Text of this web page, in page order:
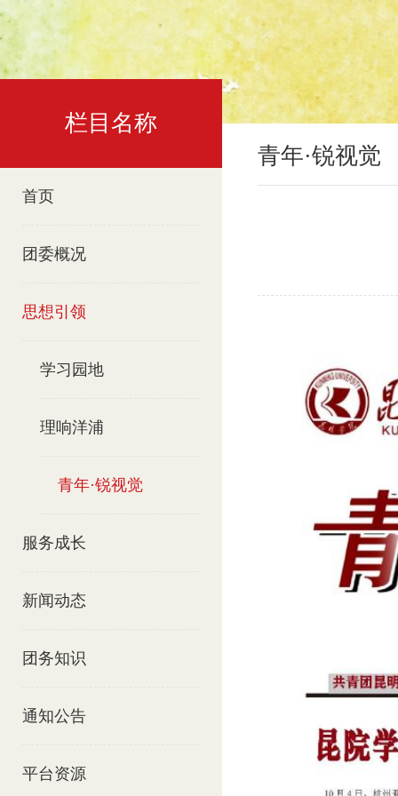
栏目名称
首页
团委概况
思想引领
学习园地
理响洋浦
青年·锐视觉
服务成长
新闻动态
团务知识
通知公告
平台资源
青年·锐视觉